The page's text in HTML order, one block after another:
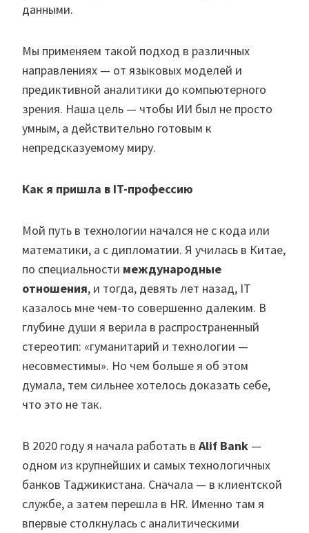
данными.
Мы применяем такой подход в различных
направлениях — от языковых моделей и
предиктивной аналитики до компьютерного
зрения. Наша цель — чтобы ИИ был не просто
умным, а действительно готовым к
непредсказуемому миру.
Как я пришла в IT-профессию
Мой путь в технологии начался не с кода или
математики, а с дипломатии. Я училась в Китае,
по специальности международные
отношения, и тогда, девять лет назад, IT
казалось мне чем-то совершенно далеким. В
глубине души я верила в распространенный
стереотип: «гуманитарий и технологии —
несовместимы». Но чем больше я об этом
думала, тем сильнее хотелось доказать себе,
что это не так.
В 2020 году я начала работать в Alif Bank —
одном из крупнейших и самых технологичных
банков Таджикистана. Сначала — в клиентской
службе, а затем перешла в HR. Именно там я
впервые столкнулась с аналитическими